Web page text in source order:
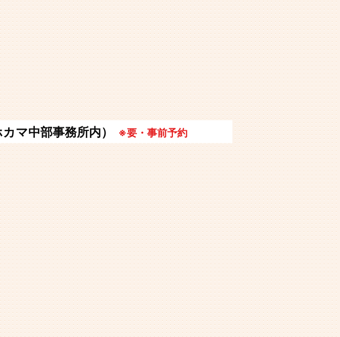
マ中部事務所内） ※要・事前予約